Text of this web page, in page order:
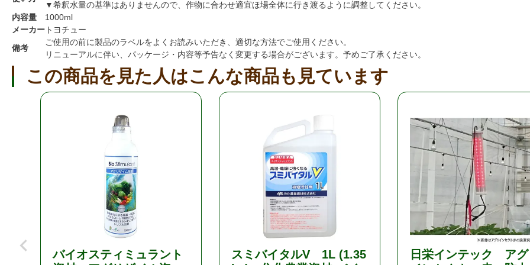
▼希釈水量の基準はありませんので、作物に合わせ適宜ほ場全体に行き渡るように調整してください。
内容量
1000ml
メーカー トヨチュー
備考
ご使用の前に製品のラベルをよくお読みいただき、適切な方法でご使用ください。
リニューアルに伴い、パッケージ・内容等予告なく変更する場合がございます。予めご了承ください。
この商品を見た人はこんな商品も見ています
バイオスティミュラント
スミバイタルV 1L (1.35
日栄インテック ア